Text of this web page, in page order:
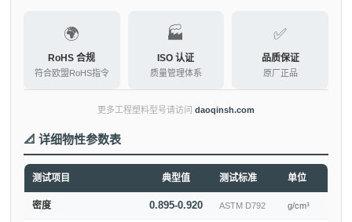
🌍
RoHS 合规
符合欧盟RoHS指令
🏭
ISO 认证
质量管理体系
✅
品质保证
原厂正品
更多工程塑料型号请访问 daoqinsh.com
📐 详细物性参数表
测试项目 典型值 测试标准 单位
密度 0.895-0.920 ASTM D792 g/cm³